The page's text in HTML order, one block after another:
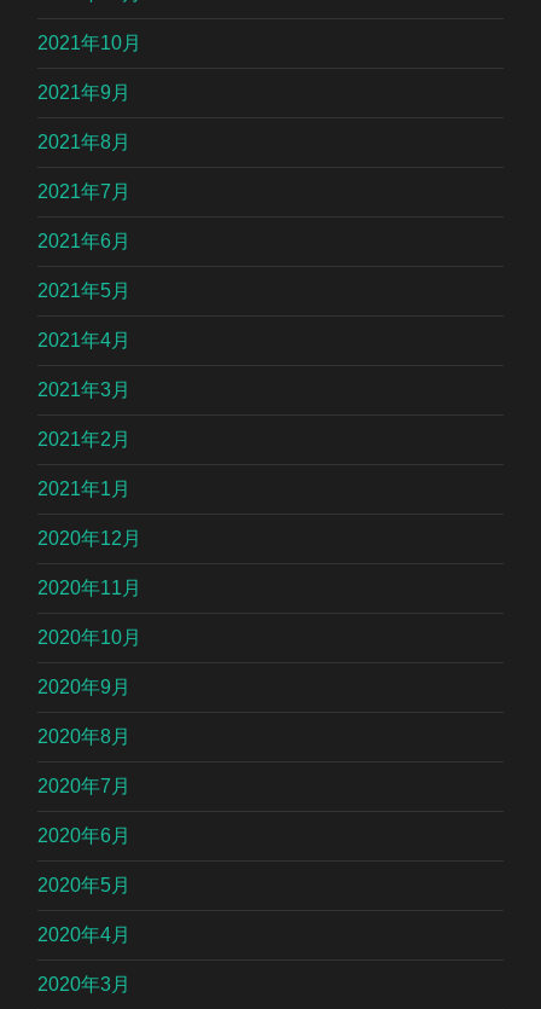
2021年10月
2021年9月
2021年8月
2021年7月
2021年6月
2021年5月
2021年4月
2021年3月
2021年2月
2021年1月
2020年12月
2020年11月
2020年10月
2020年9月
2020年8月
2020年7月
2020年6月
2020年5月
2020年4月
2020年3月